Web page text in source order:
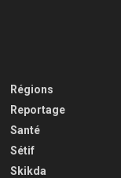
Régions
Reportage
Santé
Sétif
Skikda